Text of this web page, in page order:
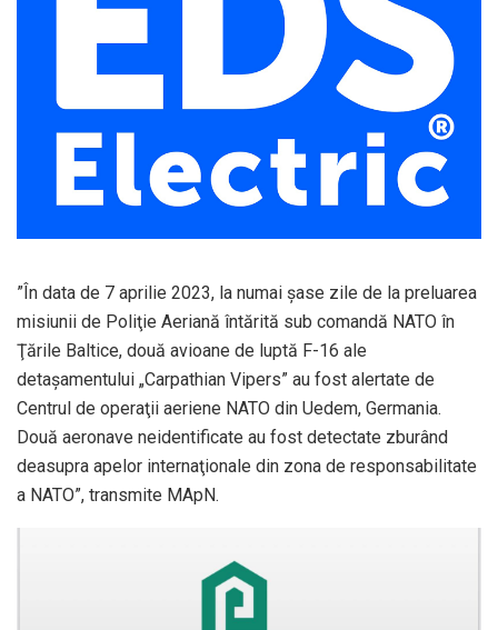
”În data de 7 aprilie 2023, la numai şase zile de la preluarea
misiunii de Poliţie Aeriană întărită sub comandă NATO în
Ţările Baltice, două avioane de luptă F-16 ale
detaşamentului „Carpathian Vipers” au fost alertate de
Centrul de operaţii aeriene NATO din Uedem, Germania.
Două aeronave neidentificate au fost detectate zburând
deasupra apelor internaţionale din zona de responsabilitate
a NATO”, transmite MApN.